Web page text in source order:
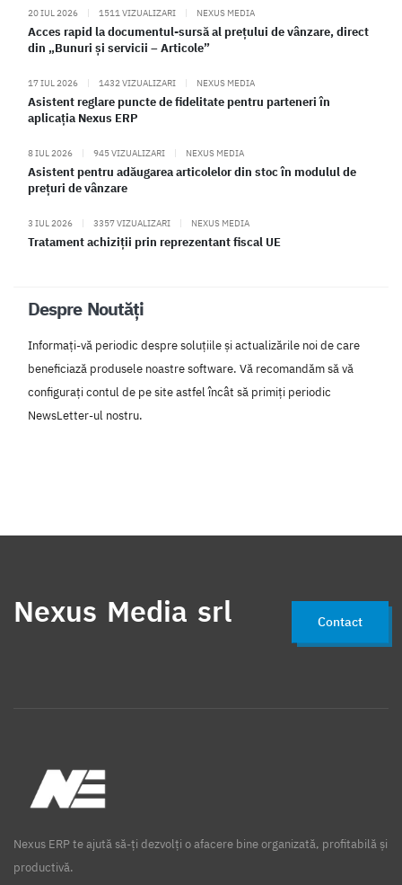
20 IUL 2026 | 1511 VIZUALIZARI | NEXUS MEDIA
Acces rapid la documentul-sursă al prețului de vânzare, direct
din „Bunuri și servicii – Articole”
17 IUL 2026 | 1432 VIZUALIZARI | NEXUS MEDIA
Asistent reglare puncte de fidelitate pentru parteneri în
aplicația Nexus ERP
8 IUL 2026 | 945 VIZUALIZARI | NEXUS MEDIA
Asistent pentru adăugarea articolelor din stoc în modulul de
prețuri de vânzare
3 IUL 2026 | 3357 VIZUALIZARI | NEXUS MEDIA
Tratament achiziții prin reprezentant fiscal UE
Despre Noutăți
Informați-vă periodic despre soluțiile și actualizările noi de care
beneficiază produsele noastre software. Vă recomandăm să vă
configurați contul de pe site astfel încât să primiți periodic
NewsLetter-ul nostru.
Nexus Media srl Contact
Nexus ERP te ajută să-ți dezvolți o afacere bine organizată, profitabilă și
productivă.